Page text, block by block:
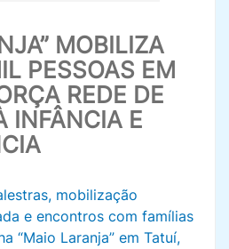
MOBILIZA
PESSOAS EM
REDE DE
INFÂNCIA E
mobilização
e encontros com famílias
“Maio Laranja” em Tatuí,